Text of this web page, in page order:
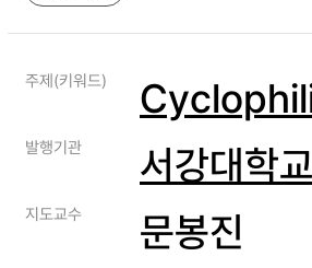
주제(키워드)
발행기관 서강대학
지도교수 문봉진